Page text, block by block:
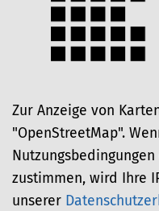
Zur Anzeige von
"OpenStreetMap".
zustimmen, wird Ihre
unserer